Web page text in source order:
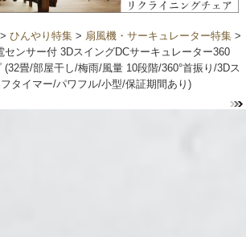
> ひんやり特集 > 扇風機・サーキュレーター特集 >
センサー付 3DスイングDCサーキュレーター360
畳/部屋干し/梅雨/風量 10段階/360°首振り/3Dス
タイマー/パワフル/小型/保証期間あり)